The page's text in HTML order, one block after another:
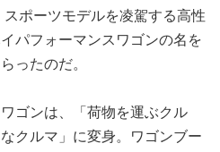
ポーツモデルを凌駕する高性
パフォーマンスワゴンの名を
ったのだ。
ゴンは、「荷物を運ぶクル
クルマ」に変身。ワゴンブー